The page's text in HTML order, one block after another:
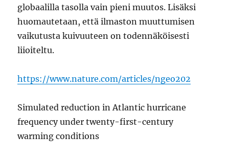
globaalilla tasolla vain pieni muutos. Lisäksi
huomautetaan, että ilmaston muuttumisen
vaikutusta kuivuuteen on todennäköisesti
liioiteltu.
https://www.nature.com/articles/ngeo202
Simulated reduction in Atlantic hurricane
frequency under twenty-first-century
warming conditions